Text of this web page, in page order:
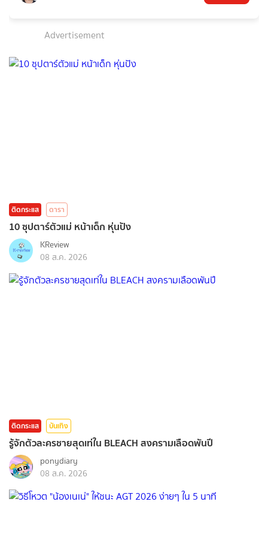
Advertisement
ติดกระแส ดารา
10 ซุปตาร์ตัวแม่ หน้าเด็ก หุ่นปัง
KReview
08 ส.ค. 2026
ติดกระแส บันเทิง
รู้จักตัวละครชายสุดเท่ใน BLEACH สงครามเลือดพันปี
ponydiary
08 ส.ค. 2026